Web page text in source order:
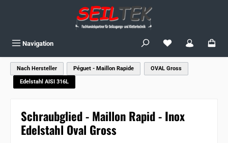
Navigation Du hast 0
Nach Hersteller Péguet - Maillon Rapide
OVAL Gross
Edelstahl AISI 316L
Schraubglied - Maillon Rapid - Inox
Edelstahl Oval Gross